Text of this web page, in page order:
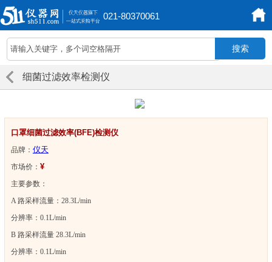
021-80370061
细菌过滤效率检测仪
口罩细菌过滤效率(BFE)检测仪
品牌： 仪天
市场价： ¥
主要参数：
A 路采样流量：28.3L/min
分辨率：0.1L/min
B 路采样流量 28.3L/min
分辨率：0.1L/min